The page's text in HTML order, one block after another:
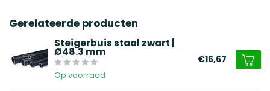
Gerelateerde producten
Steigerbuis staal zwart |
Ø48.3 mm
Op voorraad
€16,67